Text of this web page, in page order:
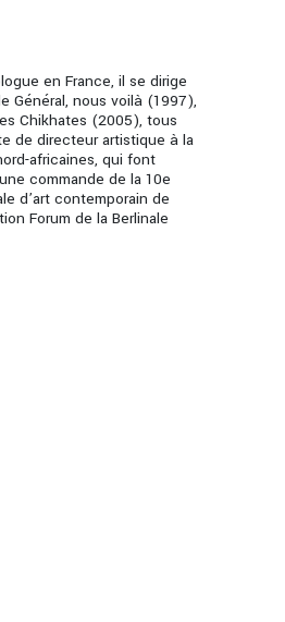
en France, il se dirige
Général, nous voilà (1997),
Chikhates (2005), tous
de directeur artistique à la
africaines, qui font
commande de la 10e
d’art contemporain de
Forum de la Berlinale